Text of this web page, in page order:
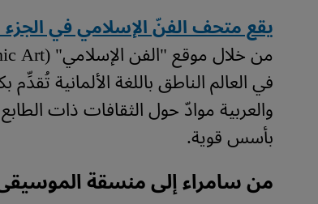
يقع متحف الفنّ الإسلامي في الجزء
في العالم الناطق باللغة الألمانية تُقدِّم
والعربية موادّ حول الثقافات ذات
بأسس قوية.
من سامراء إلى منسقة